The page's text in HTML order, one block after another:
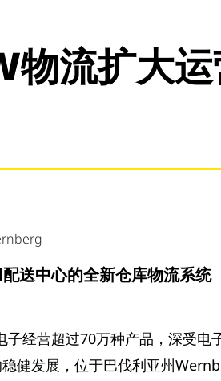
流扩大
送中心的全新仓库物流系统
子经营超过70万种产品，深受电
健发展，位于巴伐利亚州